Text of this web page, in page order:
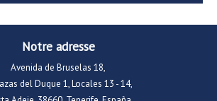
Notre adresse
Avenida de Bruselas 18,
del Duque 1, Locales 13 - 14,